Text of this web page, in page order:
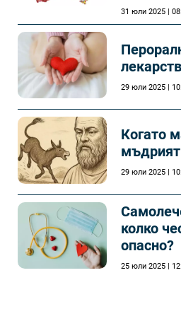
31 юли 2025 |
29 юли 2025 |
Когато
29 юли 2025 |
колко
опасно?
25 юли 2025 |